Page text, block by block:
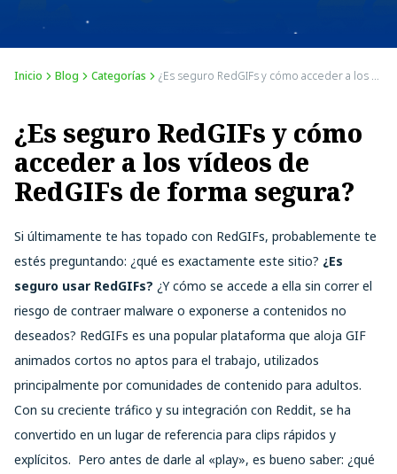
Inicio Blog Categorías ¿Es seguro RedGIFs y cómo acceder a los vídeos de RedGIFs de forma segura?
¿Es seguro RedGIFs y cómo
acceder a los vídeos de
RedGIFs de forma segura?
Si últimamente te has topado con RedGIFs, probablemente te
estés preguntando: ¿qué es exactamente este sitio? ¿Es
seguro usar RedGIFs? ¿Y cómo se accede a ella sin correr el
riesgo de contraer malware o exponerse a contenidos no
deseados? RedGIFs es una popular plataforma que aloja GIF
animados cortos no aptos para el trabajo, utilizados
principalmente por comunidades de contenido para adultos.
Con su creciente tráfico y su integración con Reddit, se ha
convertido en un lugar de referencia para clips rápidos y
explícitos. Pero antes de darle al «play», es bueno saber: ¿qué